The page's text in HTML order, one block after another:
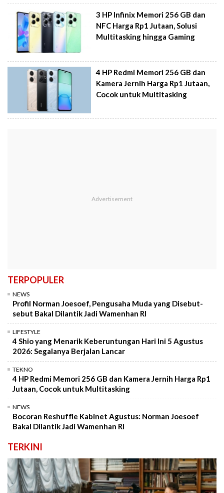
3 HP Infinix Memori 256 GB dan
NFC Harga Rp1 Jutaan, Solusi
Multitasking hingga Gaming
4 HP Redmi Memori 256 GB dan
Kamera Jernih Harga Rp1 Jutaan,
Cocok untuk Multitasking
TERPOPULER
NEWS
Profil Norman Joesoef, Pengusaha Muda yang Disebut-
sebut Bakal Dilantik Jadi Wamenhan RI
LIFESTYLE
4 Shio yang Menarik Keberuntungan Hari Ini 5 Agustus
2026: Segalanya Berjalan Lancar
TEKNO
4 HP Redmi Memori 256 GB dan Kamera Jernih Harga Rp1
Jutaan, Cocok untuk Multitasking
NEWS
Bocoran Reshuffle Kabinet Agustus: Norman Joesoef
Bakal Dilantik Jadi Wamenhan RI
TERKINI